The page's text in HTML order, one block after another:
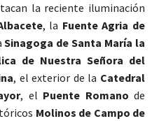
la reciente iluminación
, la Fuente Agria de
Sinagoga de Santa María la
de Nuestra Señora del
, el exterior de la Catedral
, el Puente Romano de
Molinos de Campo de